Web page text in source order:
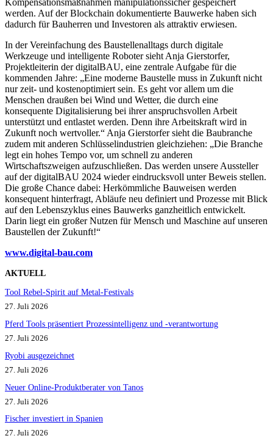
Kompensationsmaßnahmen manipulationssicher gespeichert
werden. Auf der Blockchain dokumentierte Bauwerke haben sich
dadurch für Bauherren und Investoren als attraktiv erwiesen.
In der Vereinfachung des Baustellenalltags durch digitale
Werkzeuge und intelligente Roboter sieht Anja Gierstorfer,
Projektleiterin der digitalBAU, eine zentrale Aufgabe für die
kommenden Jahre: „Eine moderne Baustelle muss in Zukunft nicht
nur zeit- und kostenoptimiert sein. Es geht vor allem um die
Menschen draußen bei Wind und Wetter, die durch eine
konsequente Digitalisierung bei ihrer anspruchsvollen Arbeit
unterstützt und entlastet werden. Denn ihre Arbeitskraft wird in
Zukunft noch wertvoller.“ Anja Gierstorfer sieht die Baubranche
zudem mit anderen Schlüsselindustrien gleichziehen: „Die Branche
legt ein hohes Tempo vor, um schnell zu anderen
Wirtschaftszweigen aufzuschließen. Das werden unsere Aussteller
auf der digitalBAU 2024 wieder eindrucksvoll unter Beweis stellen.
Die große Chance dabei: Herkömmliche Bauweisen werden
konsequent hinterfragt, Abläufe neu definiert und Prozesse mit Blick
auf den Lebenszyklus eines Bauwerks ganzheitlich entwickelt.
Darin liegt ein großer Nutzen für Mensch und Maschine auf unseren
Baustellen der Zukunft!“
www.digital-bau.com
AKTUELL
Tool Rebel-Spirit auf Metal-Festivals
27. Juli 2026
Pferd Tools präsentiert Prozessintelligenz und -verantwortung
27. Juli 2026
Ryobi ausgezeichnet
27. Juli 2026
Neuer Online-Produktberater von Tanos
27. Juli 2026
Fischer investiert in Spanien
27. Juli 2026